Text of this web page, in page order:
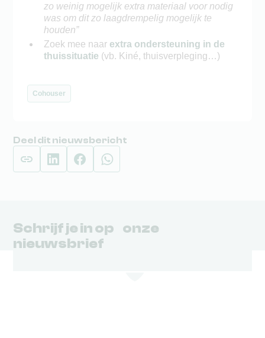
zo weinig mogelijk extra materiaal voor nodig
was om dit zo laagdrempelig mogelijk te
houden”
Zoek mee naar extra ondersteuning in de
thuissituatie (vb. Kiné, thuisverpleging…)
Cohouser
Deel dit nieuwsbericht
Schrijf je in op onze
nieuwsbrief